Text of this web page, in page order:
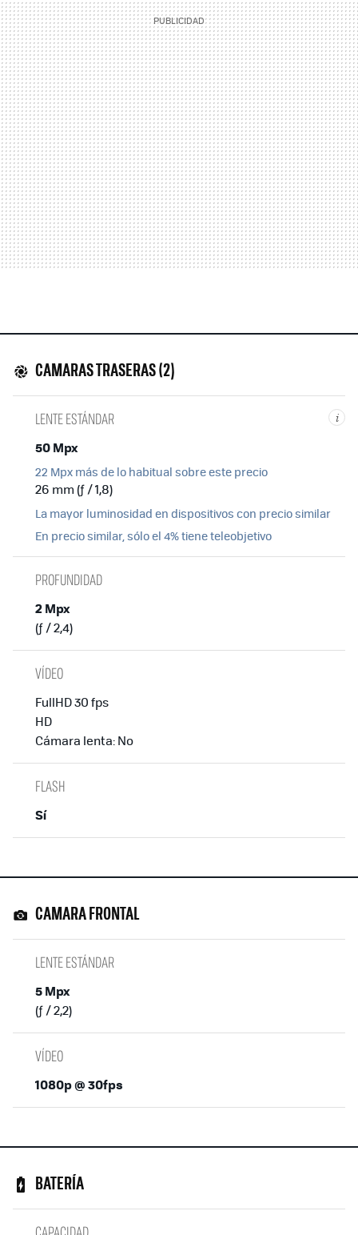
CAMARAS TRASERAS (2)
i
LENTE ESTÁNDAR
50 Mpx
22 Mpx más de lo habitual sobre este precio
26 mm (ƒ / 1,8)
La mayor luminosidad en dispositivos con precio similar
En precio similar, sólo el 4% tiene teleobjetivo
PROFUNDIDAD
2 Mpx
(ƒ / 2,4)
VÍDEO
FullHD 30 fps
HD
Cámara lenta: No
FLASH
Sí
CAMARA FRONTAL
LENTE ESTÁNDAR
5 Mpx
(ƒ / 2,2)
VÍDEO
1080p @ 30fps
BATERÍA